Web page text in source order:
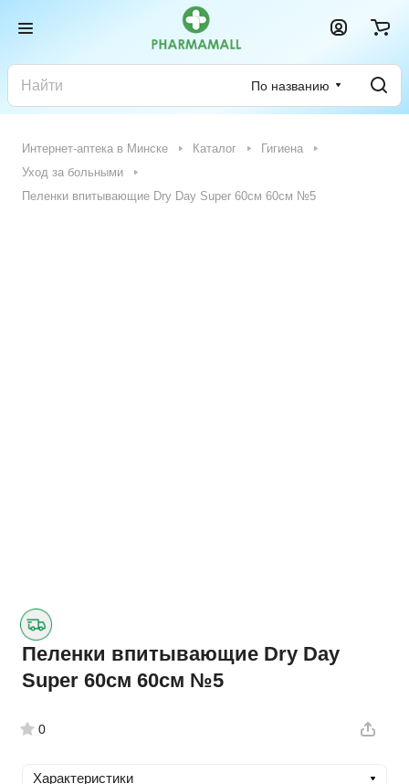
По названию
Интернет-аптека в Минске Каталог
Гигиена
Уход за больными
Пеленки впитывающие Dry Day Super 60см 60см №5
Пеленки впитывающие Dry Day
Super 60см 60см №5
0
Характеристики